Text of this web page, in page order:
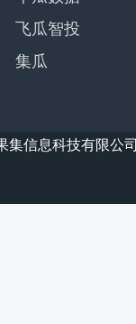
飞瓜智投
集瓜
集信息科技有限公司